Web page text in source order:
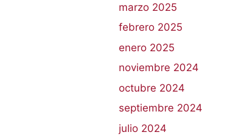
marzo 2025
febrero 2025
enero 2025
noviembre 2024
octubre 2024
septiembre 2024
julio 2024